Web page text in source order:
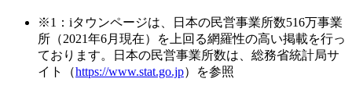
※1：iタウンページは、日本の民営事業所数516万事業
所（2021年6月現在）を上回る網羅性の高い掲載を行っ
ております。日本の民営事業所数は、総務省統計局サ
イト（https://www.stat.go.jp）を参照